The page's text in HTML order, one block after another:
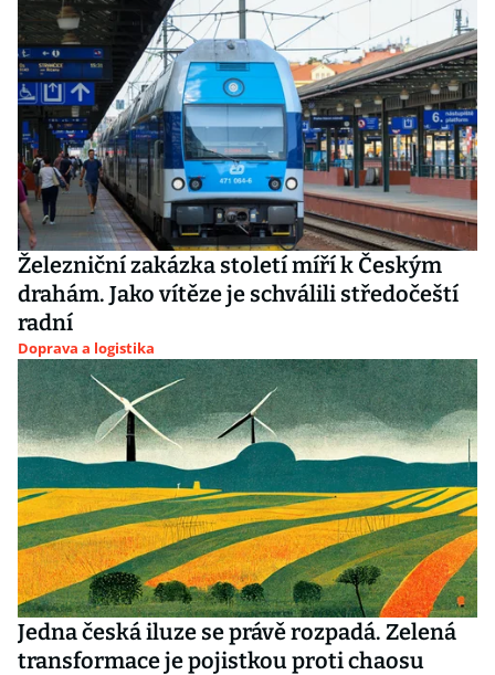
Železniční zakázka století míří k Českým
drahám. Jako vítěze je schválili středočeští
radní
Doprava a logistika
Jedna česká iluze se právě rozpadá. Zelená
transformace je pojistkou proti chaosu